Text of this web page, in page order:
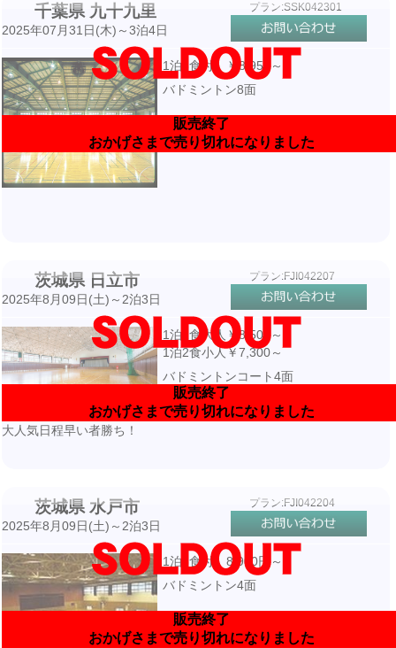
販売終了
おかげさまで売り切れになりました
千葉県 九十九里
2025年07月31日(木)～3泊4日
プラン:SSK042301
1泊3食付 ￥8,950～
バドミントン8面
販売終了
おかげさまで売り切れになりました
茨城県 日立市
2025年8月09日(土)～2泊3日
プラン:FJI042207
1泊2食大人￥8,500～
1泊2食小人￥7,300～
バドミントンコート4面
大人気日程早い者勝ち！
販売終了
おかげさまで売り切れになりました
茨城県 水戸市
2025年8月09日(土)～2泊3日
プラン:FJI042204
1泊3食付 8,900円～
バドミントン4面